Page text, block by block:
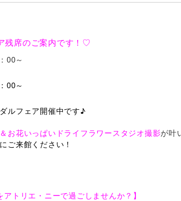
残席のご案内です！♡
00～
00～
ルフェア開催中です♪
お花いっぱいドライフラワースタジオ撮影が叶
ご来館ください！
アトリエ・ニーで過ごしませんか？】